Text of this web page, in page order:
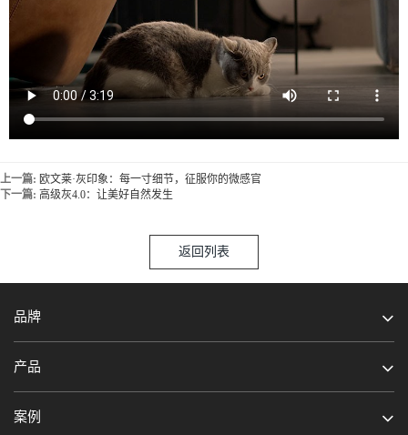
上一篇: 欧文莱·灰印象：每一寸细节，征服你的微感官
下一篇: 高级灰4.0：让美好自然发生
品牌
产品
案例
电话 招商